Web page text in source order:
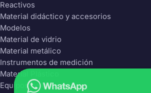
Reactivos
Material didáctico y accesorios
Modelos
Material de vidrio
Material metálico
Instrumentos de medición
Material Plástico
Equipos de laboratorio